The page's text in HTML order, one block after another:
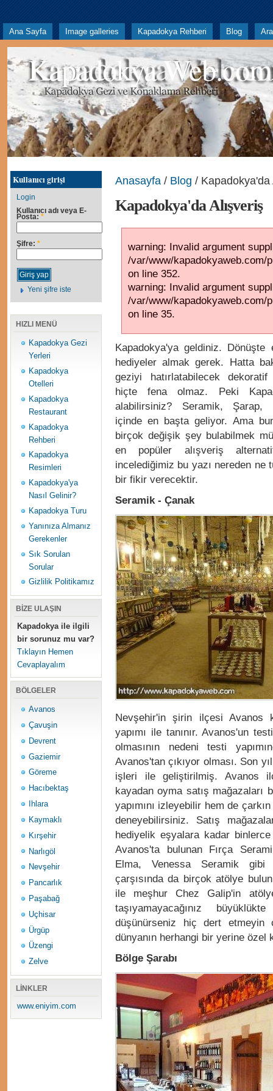
Ana Sayfa Image galleries Kapadokya Rehberi Blog Ara
Kapadokya Web.com
Kullanıcı girişi
Login
Kullanıcı adı veya E-
Posta: *
Şifre: *
Yeni şifre iste
HIZLI MENÜ
Kapadokya Gezi
Yerleri
Kapadokya
Otelleri
Kapadokya
Restaurant
Kapadokya
Rehberi
Kapadokya
Resimleri
Kapadokya'ya
Nasıl Gelinir?
Kapadokya Turu
Yanınıza Almanız
Gerekenler
Sık Sorulan
Sorular
Gizlilik Politikamız
BİZE ULAŞIN
Kapadokya ile ilgili
bir sorunuz mu var?
Tıklayın Hemen
Cevaplayalım
BÖLGELER
Avanos
Çavuşin
Devrent
Gaziemir
Göreme
Hacıbektaş
Ihlara
Kaymaklı
Kırşehir
Narlıgöl
Nevşehir
Pancarlık
Paşabağ
Uçhisar
Ürgüp
Üzengi
Zelve
LİNKLER
www.eniyim.com
Anasayfa / Blog / Kapadokya'da
Kapadokya'da Alışveriş
warning: Invalid argument
/var/www/kapadokyaweb.com/
on line 352.
warning: Invalid argument
/var/www/kapadokyaweb.com/
on line 35.
Kapadokya'ya geldiniz.
hediyeler almak gerek. Hatta
geziyi hatırlatabilecek
hiçte fena olmaz. Peki
alabilirsiniz? Seramik, Şarap,
içinde en başta geliyor. Ama
birçok değişik şey bulabilmek
en popüler alışveriş
incelediğimiz bu yazı nereden
bir fikir verecektir.
Seramik - Çanak
Nevşehir'in şirin ilçesi Avanos
yapımı ile tanınır. Avanos'un
olmasının nedeni testi
Avanos'tan çıkıyor olması. Son
işleri ile geliştirilmiş. Avanos
kayadan oyma satış mağazaları
yapımını izleyebilir hem de
deneyebilirsiniz. Satış
hediyelik eşyalara kadar
Avanos'ta bulunan Fırça
Elma, Venessa Seramik gibi
çarşısında da birçok atölye
ile meşhur Chez Galip'in
taşıyamayacağınız
düşünürseniz hiç dert etmeyin
dünyanın herhangi bir yerine özel
Bölge Şarabı